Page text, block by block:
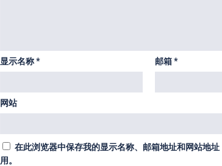
显示名称* 邮箱*
网站
在此浏览器中保存我的显示名称、邮箱地址和网站地
用。